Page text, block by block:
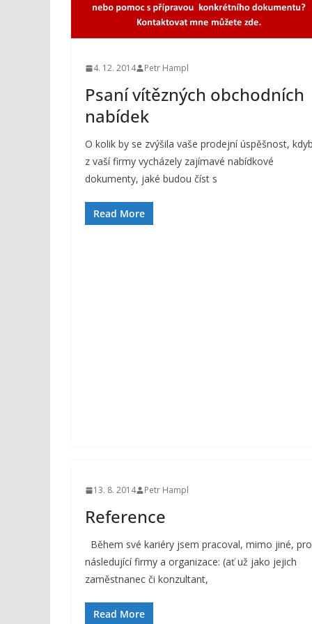
4. 12. 2014 Petr Hampl
Psaní vítězných obchodních
nabídek
O kolik by se zvýšila vaše prodejní úspěšnost,
z vaší firmy vycházely zajímavé nabídkové
dokumenty, jaké budou číst s
Read More
13. 8. 2014 Petr Hampl
Reference
Během své kariéry jsem pracoval, mimo jiné, pro
následující firmy a organizace: (ať už jako jejich
zaměstnanec či konzultant,
Read More